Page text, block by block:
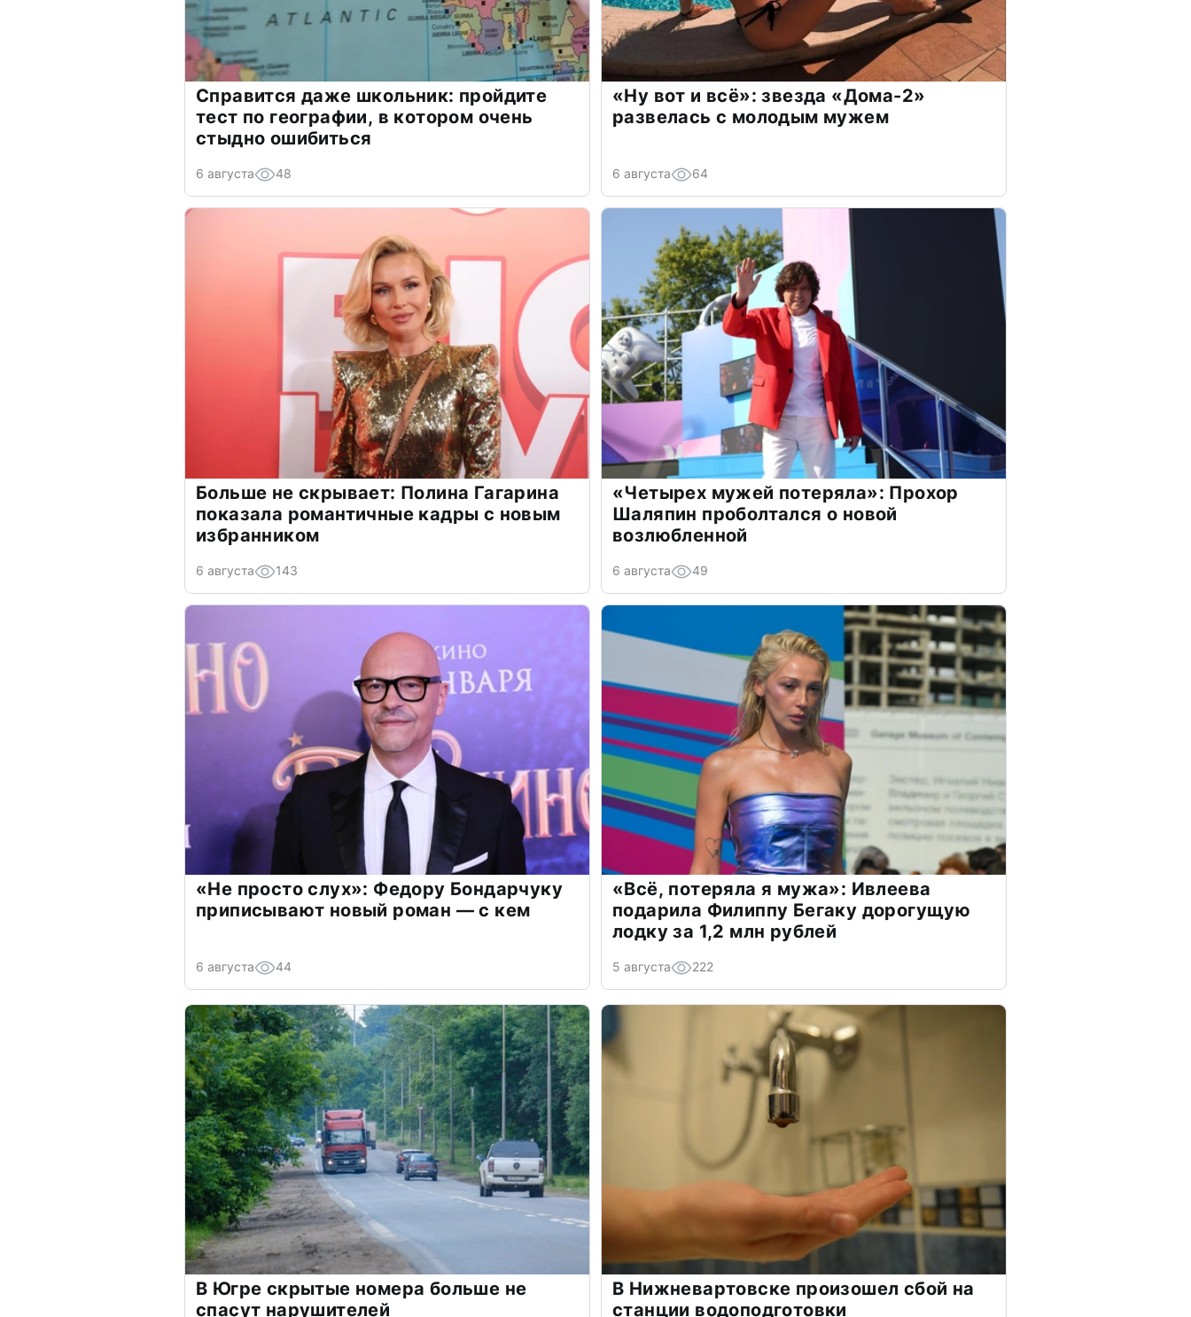
Справится даже школьник: пройдите
тест по географии, в котором очень
стыдно ошибиться
6 августа 48
«Ну вот и всё»: звезда «Дома-2»
развелась с молодым мужем
6 августа 64
Больше не скрывает: Полина Гагарина
показала романтичные кадры с новым
избранником
6 августа 143
«Четырех мужей потеряла»: Прохор
Шаляпин проболтался о новой
возлюбленной
6 августа 49
«Не просто слух»: Федору Бондарчуку
приписывают новый роман — с кем
6 августа 44
«Всё, потеряла я мужа»: Ивлеева
подарила Филиппу Бегаку дорогущую
лодку за 1,2 млн рублей
5 августа 222
В Югре скрытые номера больше не
спасут нарушителей
В Нижневартовске произошел сбой на
станции водоподготовки